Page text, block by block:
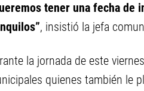
tener una fecha de
, insistió la jefa
la jornada de este
quienes también le